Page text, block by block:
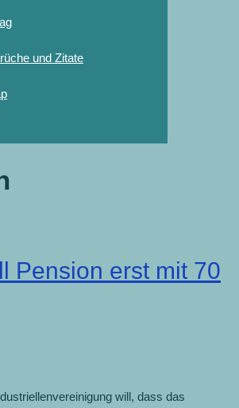
und Zitate
Pension erst mit 70
will, dass das